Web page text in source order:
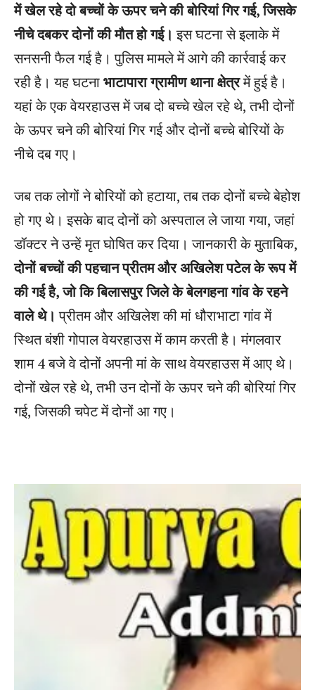
में खेल रहे दो बच्चों के ऊपर चने की बोरियां गिर गई, जिसके
नीचे दबकर दोनों की मौत हो गई। इस घटना से इलाके में
सनसनी फैल गई है। पुलिस मामले में आगे की कार्रवाई कर
रही है। यह घटनाभाटापारा ग्रामीण थाना क्षेत्रमें हुई है।
यहां के एक वेयरहाउस में जब दो बच्चे खेल रहे थे, तभी दोनों
के ऊपर चने की बोरियां गिर गई और दोनों बच्चे बोरियों के
नीचे दब गए।
जब तक लोगों ने बोरियों को हटाया, तब तक दोनों बच्चे बेहोश
हो गए थे। इसके बाद दोनों को अस्पताल ले जाया गया, जहां
डॉक्टर ने उन्हें मृत घोषित कर दिया। जानकारी के मुताबिक,
दोनों बच्चों की पहचान प्रीतम और अखिलेश पटेल के रूप में
की गई है, जो कि बिलासपुर जिले के बेलगहना गांव के रहने
वाले थे। प्रीतम और अखिलेश की मां धौराभाटा गांव में
स्थित बंशी गोपाल वेयरहाउस में काम करती है। मंगलवार
शाम 4 बजे वे दोनों अपनी मां के साथ वेयरहाउस में आए थे।
दोनों खेल रहे थे, तभी उन दोनों के ऊपर चने की बोरियां गिर
गई, जिसकी चपेट में दोनों आ गए।